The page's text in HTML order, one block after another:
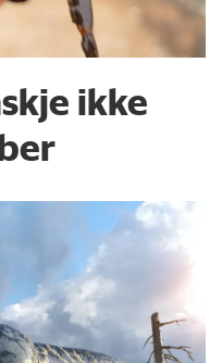
ikke